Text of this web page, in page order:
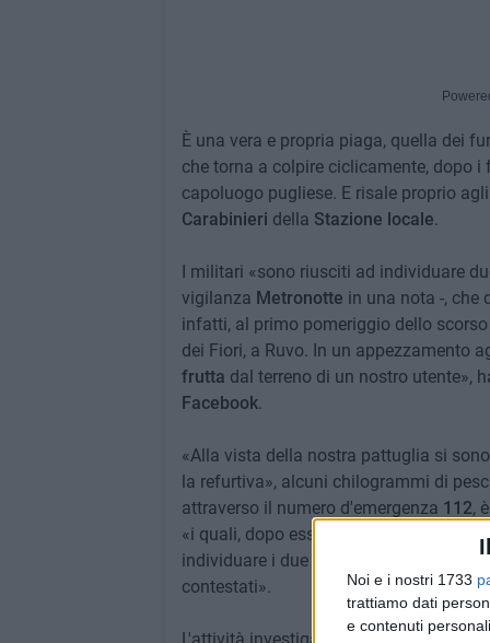
Noi e i nostri 1733
trattiamo dati
e contenuti
È una vera e propria piaga, quella dei
che torna a colpire ciclicamente, dopo
capoluogo pugliese. E risale proprio
Carabinieri della Stazione locale.
I militari «sono riusciti ad individuare
vigilanza Metronotte in una nota -, che
infatti, al primo pomeriggio dello
dei Fiori, a Ruvo. In un appezzamento
frutta dal terreno di un nostro utente»,
Facebook.
«Alla vista della nostra pattuglia si
la refurtiva», alcuni chilogrammi di
attraverso il numero d'emergenza 112,
«i quali, dopo essere intervenuti sul
individuare i due uomini, entrambi di
contestati».